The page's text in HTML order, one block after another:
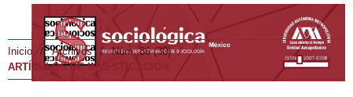
Inicio / Archivos / Núm. 86 (30)
/
ARTÍCULOS DE INVESTIGACIÓN